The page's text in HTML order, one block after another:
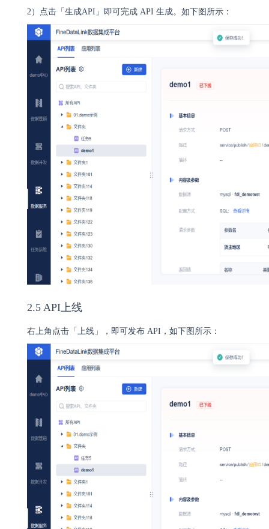
2）点击「生成API」即可完成 API 生成。如下图所示：
2.5 API上线
右上角点击「上线」，即可发布 API，如下图所示：